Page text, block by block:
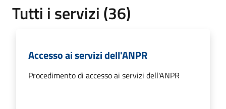
Tutti i servizi (36)
Accesso ai servizi dell'ANPR
Procedimento di accesso ai servizi dell'ANPR